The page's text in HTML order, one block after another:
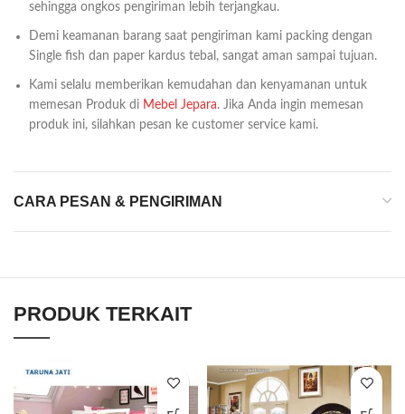
sehingga ongkos pengiriman lebih terjangkau.
Demi keamanan barang saat pengiriman kami packing dengan
Single fish dan paper kardus tebal, sangat aman sampai tujuan.
Kami selalu memberikan kemudahan dan kenyamanan untuk
memesan Produk di Mebel Jepara. Jika Anda ingin memesan
produk ini, silahkan pesan ke customer service kami.
CARA PESAN & PENGIRIMAN
PRODUK TERKAIT